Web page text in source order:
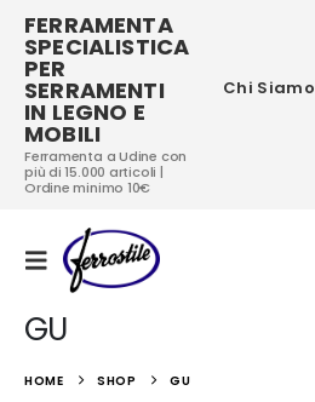
FERRAMENTA
SPECIALISTICA
PER
SERRAMENTI
IN LEGNO E
MOBILI
Ferramenta a Udine con
più di 15.000 articoli |
Ordine minimo 10€
Chi Siamo
GU
HOME SHOP GU